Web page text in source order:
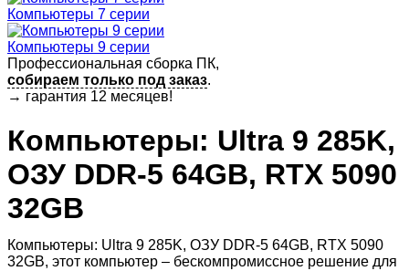
Компьютеры 7 серии
Компьютеры 9 серии
Профессиональная сборка ПК,
собираем только под заказ.
→ гарантия 12 месяцев!
Компьютеры: Ultra 9 285K,
ОЗУ DDR-5 64GB, RTX 5090
32GB
Компьютеры: Ultra 9 285K, ОЗУ DDR-5 64GB, RTX 5090
32GB, этот компьютер – бескомпромиссное решение для